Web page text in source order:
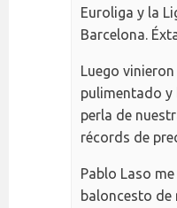
Euroliga y la
Barcelona.
Luego
pulimentado y
perla de
récords de
Pablo Laso
baloncesto de